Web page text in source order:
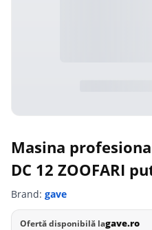
Masina
DC 12 ZOOFARI
Brand: gave
Ofertă disponibilă lagave.ro